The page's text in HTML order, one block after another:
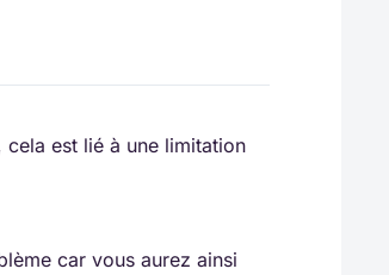
cela est lié à une limitation
car vous aurez ainsi